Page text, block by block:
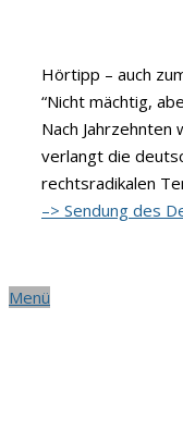
Hörtipp – auch
“Nicht mächtig,
Nach Jahrzehnten
verlangt die
rechtsradikalen
–> Sendung des
Menü